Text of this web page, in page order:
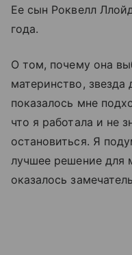
Ее сын Роквелл
года.
О том, почему она
материнство, звезда
показалось мне
что я работала и не
остановиться. Я
лучшее решение для
оказалось